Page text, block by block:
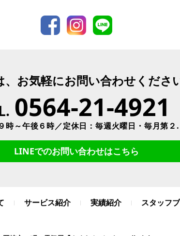
、お気軽にお問い合わせくださ
0564-21-4921
時～午後６時／定休日：毎週火曜日・毎月第２
LINEでのお問い合わせはこちら
サービス紹介 実績紹介 スタッフ